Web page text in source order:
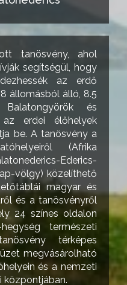
tanösvény, ahol
segítségül, hogy
az erdő
állomásból álló, 8.5
és
az erdei élőhelyek
be. A tanösvény a
(Afrika
Ederics-
völgy) közelíthető
magyar és
és a tanösvényről
24 színes oldalon
természeti
térképes
megvásárolható
és a nemzeti
központjában.